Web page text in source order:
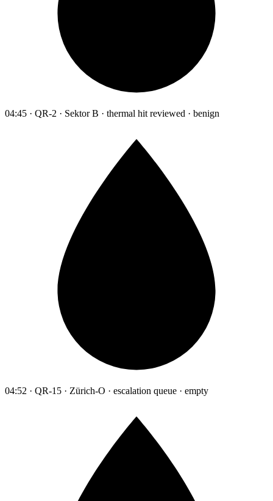
04:45 · QR-2 · Sektor B · thermal hit reviewed · benign
04:52 · QR-15 · Zürich-O · escalation queue · empty